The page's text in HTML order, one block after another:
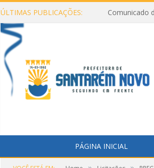
ÚLTIMAS PUBLICAÇÕES: Comunicado
PÁGINA INICIAL